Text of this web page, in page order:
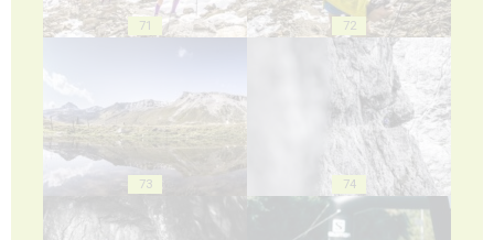
71 72
73 74